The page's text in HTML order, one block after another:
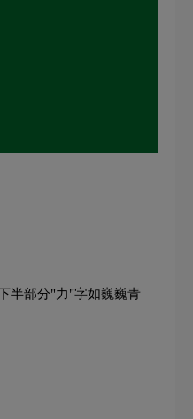
半部分"力"字如巍巍青